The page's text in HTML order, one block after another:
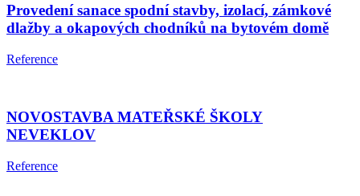
Provedení sanace spodní stavby, izolací, zámkové
dlažby a okapových chodníků na bytovém domě
Reference
NOVOSTAVBA MATEŘSKÉ ŠKOLY
NEVEKLOV
Reference